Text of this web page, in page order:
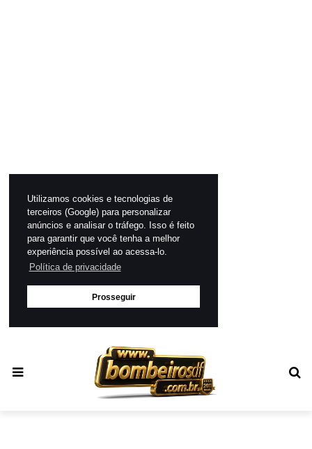
Utilizamos cookies e tecnologias de
terceiros (Google) para personalizar
anúncios e analisar o tráfego. Isso é feito
para garantir que você tenha a melhor
experiência possível ao acessa-lo.
Política de privacidade
Prosseguir